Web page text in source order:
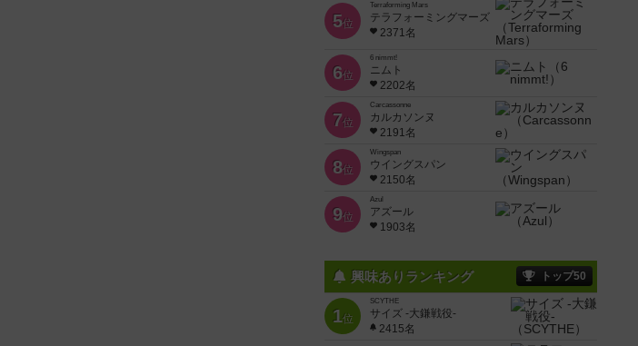
5位
Terraforming Mars
テラフォーミングマーズ
2371名
6位
6 nimmt!
ニムト
2202名
7位
Carcassonne
カルカソンヌ
2191名
8位
Wingspan
ウイングスパン
2150名
9位
Azul
アズール
1903名
興味ありランキング トップ50
1位
SCYTHE
サイズ -大鎌戦役-
2415名